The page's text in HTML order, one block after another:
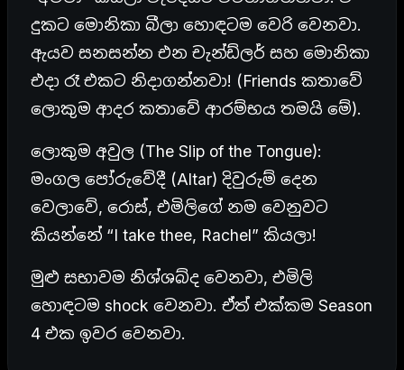
දුකට මොනිකා බීලා හොඳටම වෙරි වෙනවා.
ඇයව සනසන්න එන චැන්ඩ්ලර් සහ මොනිකා
එදා රෑ එකට නිදාගන්නවා! (Friends කතාවේ
ලොකුම ආදර කතාවේ ආරම්භය තමයි මේ).
ලොකුම අවුල (The Slip of the Tongue):
මංගල පෝරුවේදී (Altar) දිවුරුම් දෙන
වෙලාවේ, රොස්, එමිලිගේ නම වෙනුවට
කියන්නේ “I take thee, Rachel” කියලා!
මුළු සභාවම නිශ්ශබ්ද වෙනවා, එමිලි
හොඳටම shock වෙනවා. ඒත් එක්කම Season
4 එක ඉවර වෙනවා.